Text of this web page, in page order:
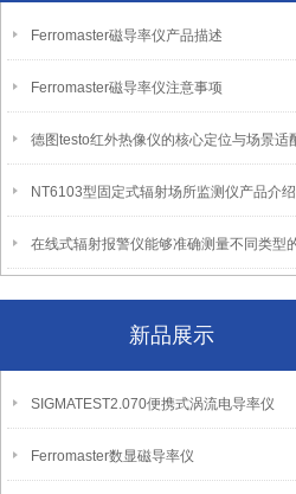
Ferromaster磁导率仪产品描述
Ferromaster磁导率仪注意事项
NT6103型固定式辐射场所监测仪产品介绍
新品展示
SIGMATEST2.070便携式涡流电导率仪
Ferromaster数显磁导率仪